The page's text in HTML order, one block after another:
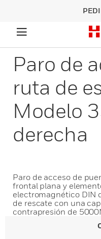
Paro de
ruta de
Modelo
derecha
Paro de acceso de
frontal plana y
electromagnético DIN
de rescate con una
contrapresión de